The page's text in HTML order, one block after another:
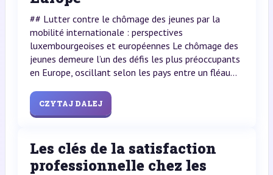
## Lutter contre le chômage des jeunes par la
mobilité internationale : perspectives
luxembourgeoises et européennes Le chômage des
jeunes demeure l’un des défis les plus préoccupants
en Europe, oscillant selon les pays entre un fléau...
CZYTAJ DALEJ
Les clés de la satisfaction
professionnelle chez les